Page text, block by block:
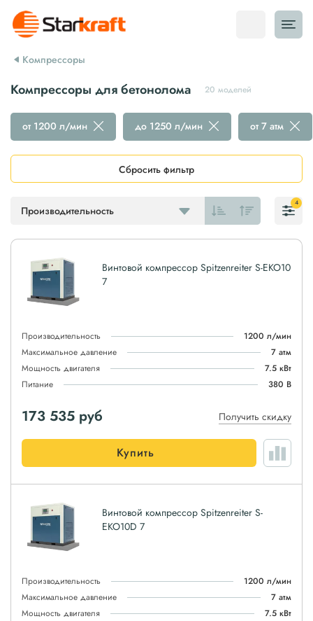
Компрессоры
Компрессоры для бетонолома 20 моделей
Производительность
от 1200 л/мин до 1250 л/мин от 7 атм
Сбросить фильтр
4
Винтовой компрессор Spitzenreiter S-EKO10
7
Производительность
1200 л/мин
Максимальное давление
7 атм
Мощность двигателя
7.5 кВт
Питание
380 В
173 535 руб Получить скидку
Купить
Винтовой компрессор Spitzenreiter S-
EKO10D 7
Производительность
1200 л/мин
Максимальное давление
7 атм
Мощность двигателя
7.5 кВт